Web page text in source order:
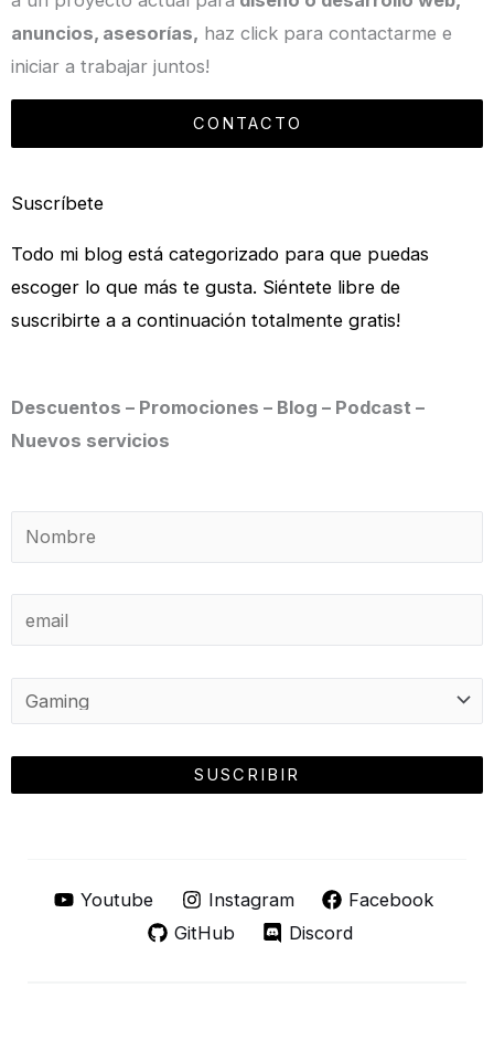
anuncios, asesorías, haz click para contactarme e
iniciar a trabajar juntos!
CONTACTO
Suscríbete
Todo mi blog está categorizado para que puedas
escoger lo que más te gusta. Siéntete libre de
suscribirte a a continuación totalmente gratis!
Descuentos – Promociones – Blog – Podcast –
Nuevos servicios
Youtube Instagram
Facebook
GitHub
Discord